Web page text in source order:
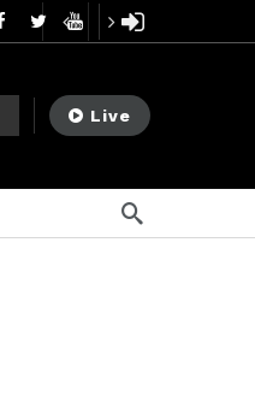
My Crypto Lawyer Sec Cryptocurrency Small Business Forum’s Report to Congress Highlights Recommendations to Improve Capital-Raising Policy 1 semana ago
Live